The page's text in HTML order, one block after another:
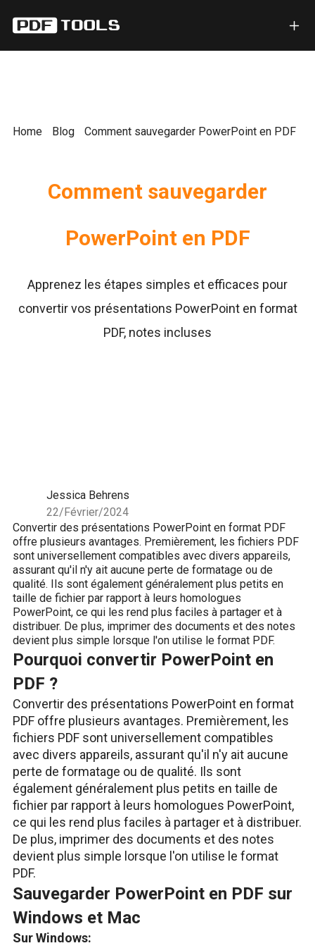
Home Blog Comment sauvegarder PowerPoint en PDF
Comment sauvegarder
PowerPoint en PDF
Apprenez les étapes simples et efficaces pour
convertir vos présentations PowerPoint en format
PDF, notes incluses
Jessica Behrens
22/Février/2024
Convertir des présentations PowerPoint en format PDF
offre plusieurs avantages. Premièrement, les fichiers PDF
sont universellement compatibles avec divers appareils,
assurant qu'il n'y ait aucune perte de formatage ou de
qualité. Ils sont également généralement plus petits en
taille de fichier par rapport à leurs homologues
PowerPoint, ce qui les rend plus faciles à partager et à
distribuer. De plus, imprimer des documents et des notes
devient plus simple lorsque l'on utilise le format PDF.
Pourquoi convertir PowerPoint en
PDF ?
Convertir des présentations PowerPoint en format
PDF offre plusieurs avantages. Premièrement, les
fichiers PDF sont universellement compatibles
avec divers appareils, assurant qu'il n'y ait aucune
perte de formatage ou de qualité. Ils sont
également généralement plus petits en taille de
fichier par rapport à leurs homologues PowerPoint,
ce qui les rend plus faciles à partager et à distribuer.
De plus, imprimer des documents et des notes
devient plus simple lorsque l'on utilise le format
PDF.
Sauvegarder PowerPoint en PDF sur
Windows et Mac
Sur Windows: